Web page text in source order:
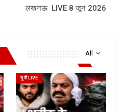
लखनऊ LIVE 8 जून 2026
All
यू पी LIVE